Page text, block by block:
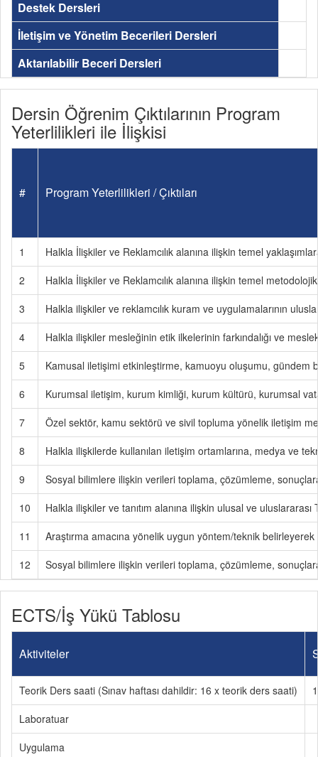
Destek Dersleri
İletişim ve Yönetim Becerileri Dersleri
Aktarılabilir Beceri Dersleri
Dersin Öğrenim Çıktılarının Program
Yeterlilikleri ile İlişkisi
# Program Yeterlilikleri / Çıktıları
1
Halkla İlişkiler ve Reklamcılık alanına ilişkin temel
2
Halkla İlişkiler ve Reklamcılık alanına ilişkin temel
3
Halkla ilişkiler ve reklamcılık kuram ve uygulamalarının
4
Halkla ilişkiler mesleğinin etik ilkelerinin farkındalığı ve
5
Kamusal iletişimi etkinleştirme, kamuoyu oluşumu, gündem
6
Kurumsal iletişim, kurum kimliği, kurum kültürü, kurumsal
7
Özel sektör, kamu sektörü ve sivil topluma yönelik iletişim
8
Halkla ilişkilerde kullanılan iletişim ortamlarına, medya ve
9
Sosyal bilimlere ilişkin verileri toplama, çözümleme,
10
Halkla ilişkiler ve tanıtım alanına ilişkin ulusal ve
11
Araştırma amacına yönelik uygun yöntem/teknik
12
Sosyal bilimlere ilişkin verileri toplama, çözümleme,
ECTS/İş Yükü Tablosu
Aktiviteler
Teorik Ders saati (Sınav haftası dahildir: 16 x teorik ders saati)
Laboratuar
Uygulama